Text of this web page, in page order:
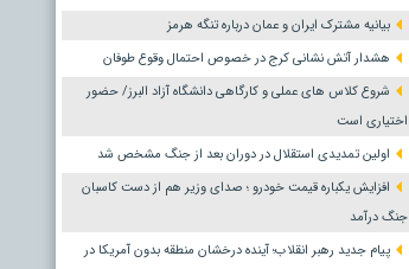
بیانیه مشترک ایران و عمان درباره تنگه هرمز
هشدار آتش نشانی کرج در خصوص احتمال وقوع طوفان
شروع کلاس های عملی و کارگاهی دانشگاه آزاد البرز/ حضور
اختیاری است
اولین تمدیدی استقلال در دوران بعد از جنگ مشخص شد
افزایش یکباره قیمت خودرو ؛ صدای وزیر هم از دست کاسبان
جنگ درآمد
پیام جدید رهبر انقلاب؛ آینده درخشان منطقه بدون آمریکا در